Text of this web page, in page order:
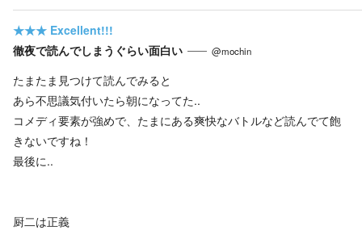
★★★ Excellent!!!
徹夜で読んでしまうぐらい面白い
@mochin
たまたま見つけて読んでみると
あら不思議気付いたら朝になってた..
コメディ要素が強めで、たまにある爽快なバトルなど読んでて飽
きないですね！
最後に..
厨二は正義